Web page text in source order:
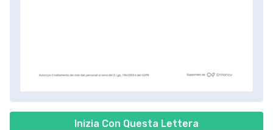
Inizia Con Questa Lettera